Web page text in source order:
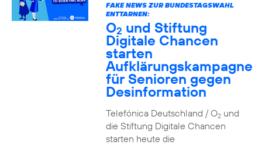
FAKE NEWS ZUR BUNDESTAGSWAHL
ENTTARNEN:
O2 und Stiftung
Digitale Chancen
starten
Aufklärungskampagne
für Senioren gegen
Desinformation
Telefónica Deutschland / O2und
die Stiftung Digitale Chancen
starten heute die